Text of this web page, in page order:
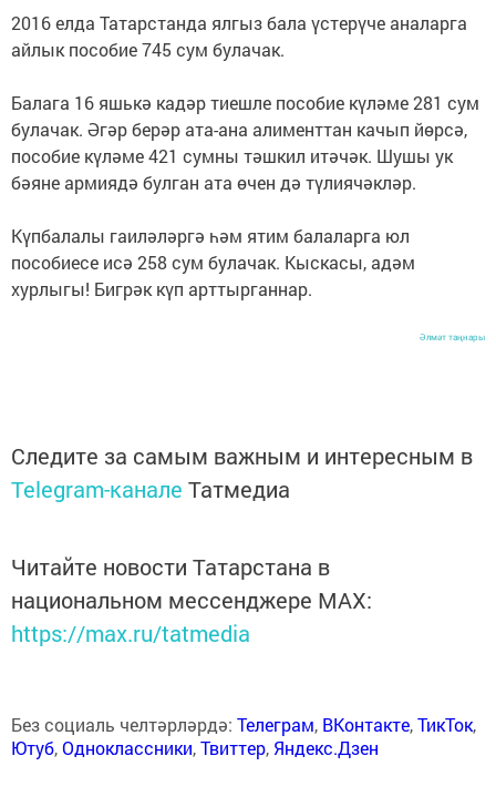
2016 елда Татарстанда ялгыз бала үстерүче аналарга
айлык пособие 745 сум булачак.
Балага 16 яшькә кадәр тиешле пособие күләме 281 сум
булачак. Әгәр берәр ата-ана алименттан качып йөрсә,
пособие күләме 421 сумны тәшкил итәчәк. Шушы ук
бәяне армиядә булган ата өчен дә түлиячәкләр.
Күпбалалы гаиләләргә һәм ятим балаларга юл
пособиесе исә 258 сум булачак. Кыскасы, адәм
хурлыгы! Бигрәк күп арттырганнар.
Әлмәт таңнары
Следите за самым важным и интересным в
Telegram-канале Татмедиа
Читайте новости Татарстана в
национальном мессенджере MАХ:
https://max.ru/tatmedia
Без социаль челтәрләрдә: Телеграм, ВКонтакте,ТикТок,
Ютуб,Одноклассники,Твиттер, Яндекс.Дзен